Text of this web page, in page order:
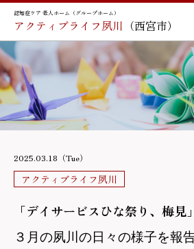
認知症ケア 老人ホーム（グループホーム）
アクティブライフ夙川 （西宮市）
2025.03.18（Tue）
アクティブライフ夙川
「デイサービスひな祭り、梅見」
３月の夙川の日々の様子を報